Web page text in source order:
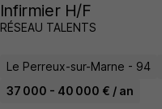
Infirmier H/F
RÉSEAU TALENTS
Le Perreux-sur-Marne - 94
37 000 - 40 000 € / an